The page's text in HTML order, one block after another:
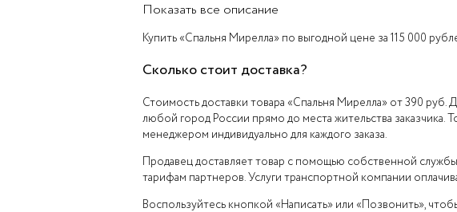
Показать все описание
Купить «Спальня Мирелла» по выгодной цене за 115 000
Сколько стоит доставка?
Стоимость доставки товара «Спальня Мирелла» от 390 руб.
любой город России прямо до места жительства заказчика.
менеджером индивидуально для каждого заказа.
Продавец доставляет товар с помощью собственной
тарифам партнеров. Услуги транспортной компании
Воспользуйтесь кнопкой «Написать» или «Позвонить»,